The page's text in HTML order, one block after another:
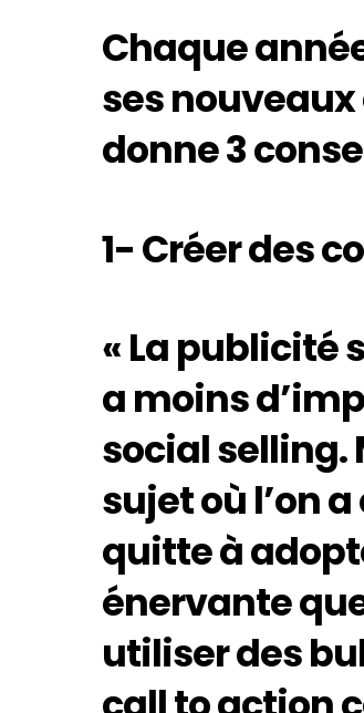
Chaque
ses
donne 3
1- Créer des
« La publicité
a moins
social selling.
sujet où l’on
quitte à
énervante
utiliser des